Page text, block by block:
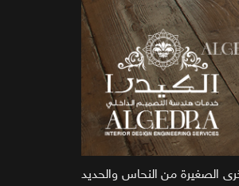
الصغيرة من النحاس والحديد